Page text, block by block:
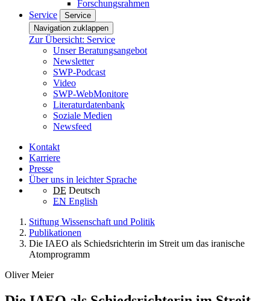
Forschungsrahmen
Service
Service
Navigation zuklappen
Zur Übersicht: Service
Unser Beratungsangebot
Newsletter
SWP-Podcast
Video
SWP-WebMonitore
Literaturdatenbank
Soziale Medien
Newsfeed
Kontakt
Karriere
Presse
Über uns in leichter Sprache
DE Deutsch
EN English
Stiftung Wissenschaft und Politik
Publikationen
Die IAEO als Schiedsrichterin im Streit um das iranische
Atomprogramm
Oliver Meier